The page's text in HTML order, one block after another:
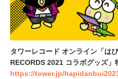
タワーレコード オンライン「は
RECORDS 2021 コラボグッズ」
https://tower.jp/